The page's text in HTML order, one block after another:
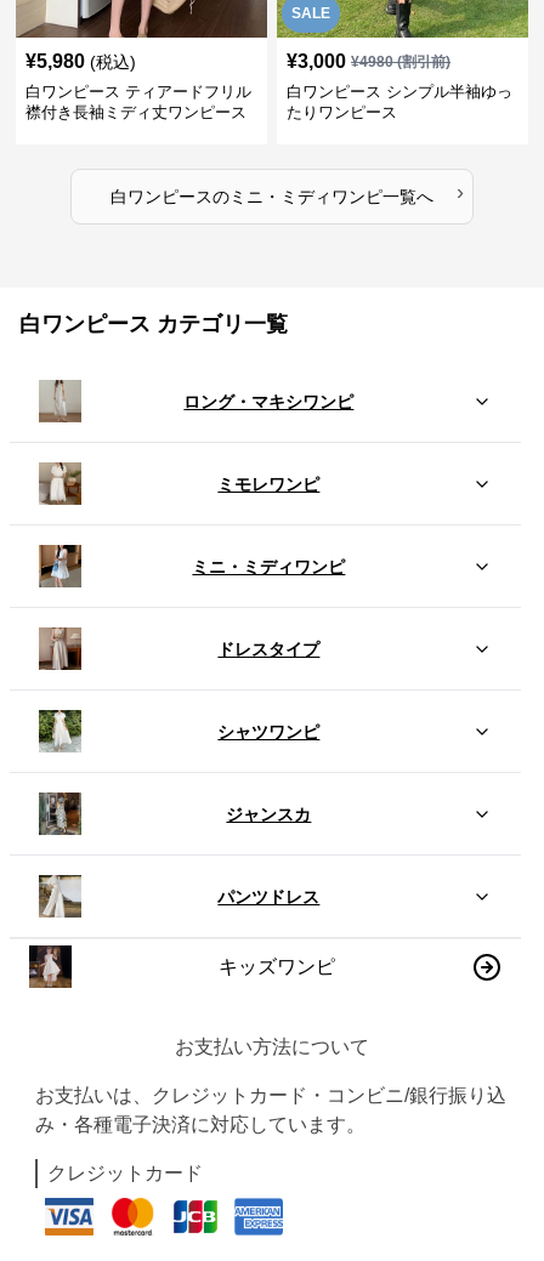
¥5,980 (税込)
白ワンピース ティアードフリル
襟付き長袖ミディ丈ワンピース
SALE
¥3,000 ¥4980(割引前)
白ワンピース シンプル半袖ゆっ
たりワンピース
白ワンピースのミニ・ミディワンピ一覧へ ›
白ワンピース カテゴリ一覧
ロング・マキシワンピ
ミモレワンピ
ミニ・ミディワンピ
ドレスタイプ
シャツワンピ
ジャンスカ
パンツドレス
キッズワンピ
お支払い方法について
お支払いは、クレジットカード・コンビニ/銀行振り込
み・各種電子決済に対応しています。
クレジットカード